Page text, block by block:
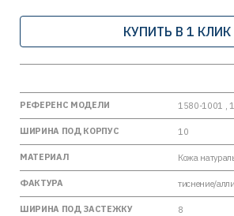
КУПИТЬ В 1 КЛИК
РЕФЕРЕНС МОДЕЛИ 1580-1001 ,
ШИРИНА ПОД КОРПУС 10
МАТЕРИАЛ Кожа
ФАКТУРА тиснение/
ШИРИНА ПОД ЗАСТЕЖКУ 8